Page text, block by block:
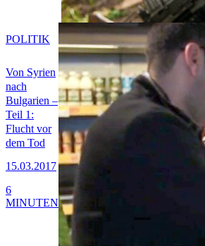
Von Syrien
nach
Bulgarien –
Teil 1:
Flucht vor
dem Tod
15.03.2017
POLITIK
6
MINUTEN